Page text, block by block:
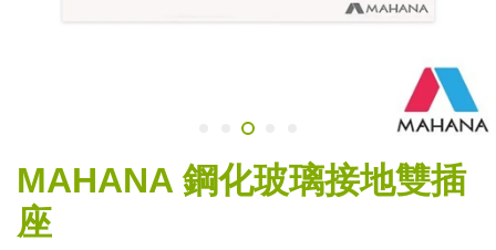
MAHANA 鋼化玻璃接地雙插
座